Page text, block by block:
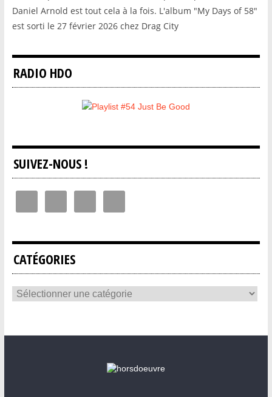
Daniel Arnold est tout cela à la fois. L'album "My Days of 58"
est sorti le 27 février 2026 chez Drag City
RADIO HDO
SUIVEZ-NOUS !
CATÉGORIES